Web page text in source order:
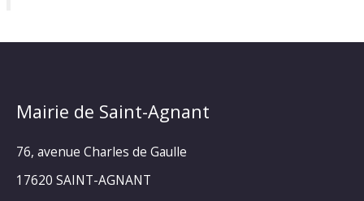
Mairie de Saint-Agnant
76, avenue Charles de Gaulle
17620 SAINT-AGNANT